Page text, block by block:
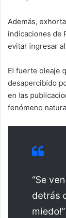
Además,
indicaciones de
evitar ingresar al
El fuerte oleaje
desapercibido
en las
fenómeno
“Se
detrás
miedo!”